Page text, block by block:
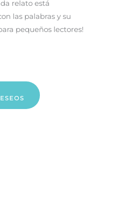
relato está
las palabras y su
pequeños lectores!